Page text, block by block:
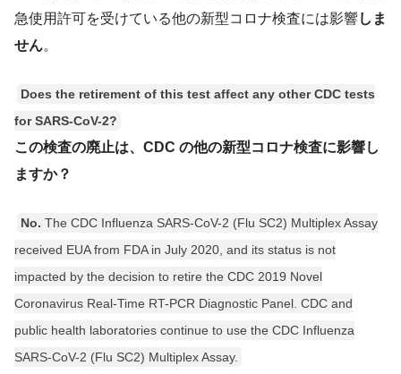
急使用許可を受けている他の新型コロナ検査には影響しま
せん。
Does the retirement of this test affect any other CDC tests
for SARS-CoV-2?
この検査の廃止は、CDC の他の新型コロナ検査に影響し
ますか？
No.The CDC Influenza SARS-CoV-2 (Flu SC2) Multiplex Assay
received EUA from FDA in July 2020, and its status is not
impacted by the decision to retire the CDC 2019 Novel
Coronavirus Real-Time RT-PCR Diagnostic Panel. CDC and
public health laboratories continue to use the CDC Influenza
SARS-CoV-2 (Flu SC2) Multiplex Assay.